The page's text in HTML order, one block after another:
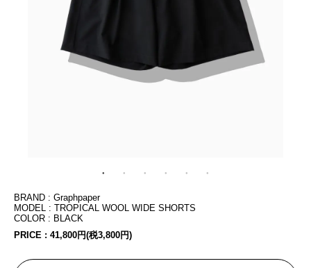
BRAND : Graphpaper
MODEL : TROPICAL WOOL WIDE SHORTS
COLOR : BLACK
PRICE : 41,800円(税3,800円)